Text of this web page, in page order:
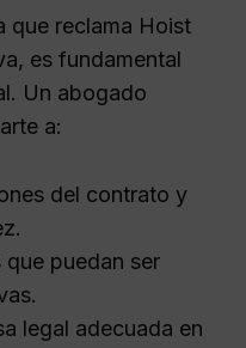
que reclama Hoist
es fundamental
Un abogado
a:
del contrato y
puedan ser
legal adecuada en